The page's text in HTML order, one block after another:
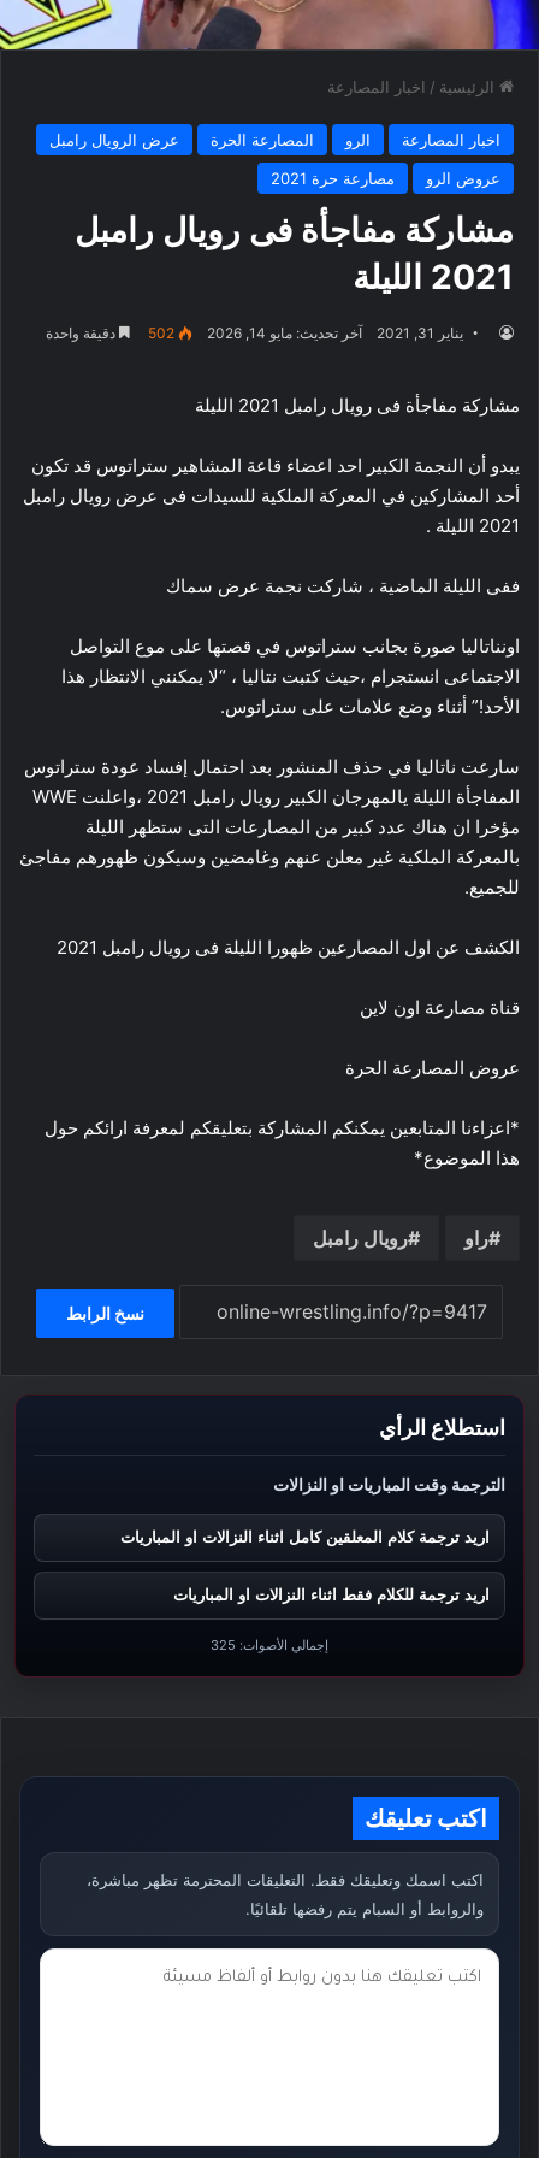
الرئيسية / اخبار المصارعة
اخبار المصارعة الرو المصارعة الحرة
عرض الرويال رامبل
عروض الرو
مصارعة حرة 2021
مشاركة مفاجأة فى رويال رامبل
2021 الليلة
يناير 31, 2021 آخر تحديث: مايو 14, 2026 502 دقيقة واحدة
مشاركة مفاجأة فى رويال رامبل 2021 الليلة
يبدو أن النجمة الكبير احد اعضاء قاعة المشاهير ستراتوس قد تكون
أحد المشاركين في المعركة الملكية للسيدات فى عرض رويال رامبل
2021 الليلة .
ففى الليلة الماضية ، شاركت نجمة عرض سماك
اونناتاليا صورة بجانب ستراتوس في قصتها على موع التواصل
الاجتماعى انستجرام ،حيث كتبت نتاليا ، “لا يمكنني الانتظار هذا
الأحد!” أثناء وضع علامات على ستراتوس.
سارعت ناتاليا في حذف المنشور بعد احتمال إفساد عودة ستراتوس
المفاجأة الليلة يالمهرجان الكبير رويال رامبل 2021 ،واعلنت WWE
مؤخرا ان هناك عدد كبير من المصارعات التى ستظهر الليلة
بالمعركة الملكية غير معلن عنهم وغامضين وسيكون ظهورهم مفاجئ
للجميع.
الكشف عن اول المصارعين ظهورا الليلة فى رويال رامبل 2021
قناة مصارعة اون لاين
عروض المصارعة الحرة
*اعزاءنا المتابعين يمكنكم المشاركة بتعليقكم لمعرفة ارائكم حول
هذا الموضوع*
راو رويال رامبل
نسخ الرابط
استطلاع الرأي
الترجمة وقت المباريات او النزالات
اريد ترجمة كلام المعلقين كامل اثناء النزالات او المباريات
اريد ترجمة للكلام فقط اثناء النزالات او المباريات
إجمالي الأصوات: 325
اكتب تعليقك
اكتب اسمك وتعليقك فقط. التعليقات المحترمة تظهر مباشرة،
والروابط أو السبام يتم رفضها تلقائيًا.
ت
ك